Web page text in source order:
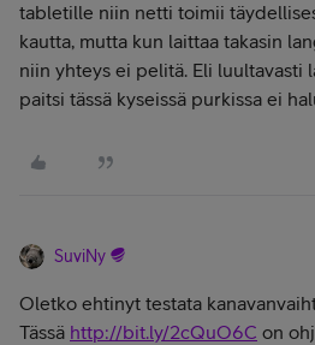
tabletille niin netti toimii
kautta, mutta kun laittaa takasin
niin yhteys ei pelitä. Eli luultavasti
paitsi tässä kyseissä purkissa ei
SuviNy
Oletko ehtinyt testata
Tässä http://bit.ly/2cQuO6C on